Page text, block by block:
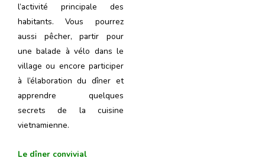
l’activité principale des
habitants. Vous pourrez
aussi pêcher, partir pour
une balade à vélo dans le
village ou encore participer
à l’élaboration du dîner et
apprendre quelques
secrets de la cuisine
vietnamienne.
Le dîner convivial